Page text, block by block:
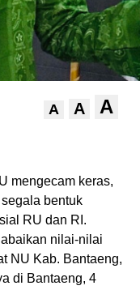
A A A
mengecam keras,
bentuk
RU dan RI.
nilai-nilai
NU Kab. Bantaeng,
di Bantaeng, 4